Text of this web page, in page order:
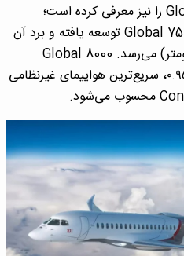
این شرکت اخیراً مدل Global 8000 را نیز معرفی کرده است؛
هواپیمایی که بر پایه موفقیت Global 7500 توسعه یافته و برد آن
به ۸,۰۰۰ مایل دریایی (۱۴٬۸۲۰ کیلومتر) می‌رسد. Global 8000
همچنین با حداکثر سرعت ماخ ۰.۹۵، سریع‌ترین هواپیمای غیرنظامی